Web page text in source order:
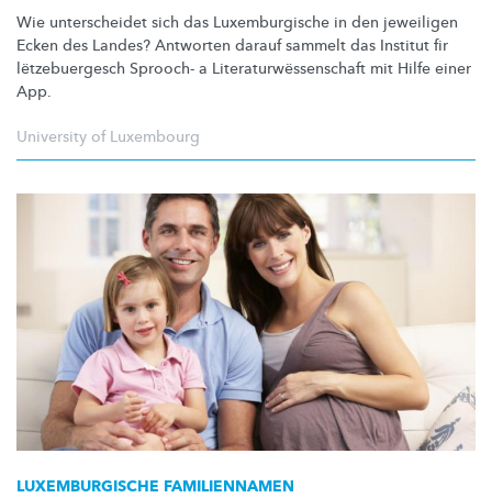
Wie unterscheidet sich das Luxemburgische in den jeweiligen
Ecken des Landes? Antworten darauf sammelt das Institut fir
lëtzebuergesch Sprooch- a Literaturwëssenschaft mit Hilfe einer
App.
University of Luxembourg
LUXEMBURGISCHE FAMILIENNAMEN